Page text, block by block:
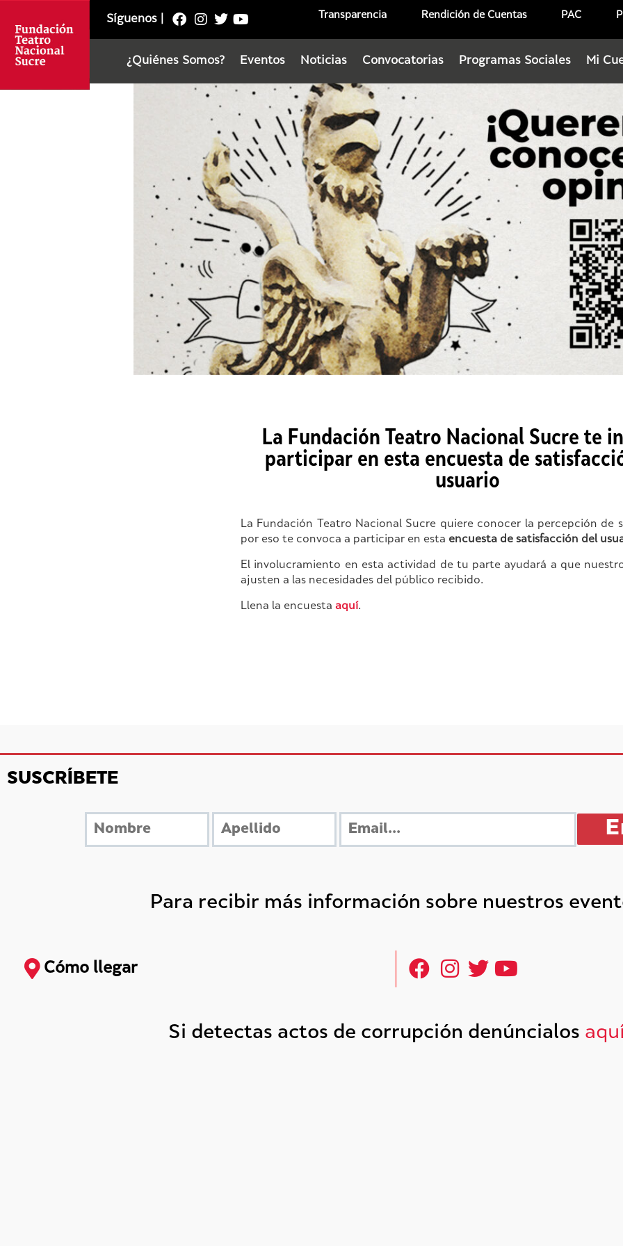
Síguenos Transparencia Rendición de Cuentas PAC
¿Quiénes Somos? Eventos Noticias Convocatorias Programas Sociales Mi
La Fundación Teatro Nacional Sucre te
participar en esta encuesta de
usuario
La Fundación Teatro Nacional Sucre quiere conocer la percepción de
por eso te convoca a participar en esta encuesta de satisfacción del
El involucramiento en esta actividad de tu parte ayudará a que
ajusten a las necesidades del público recibido.
Llena la encuesta aquí.
SUSCRÍBETE
Para recibir más información sobre nuestros
Cómo llegar
Si detectas actos de corrupción denúncialos